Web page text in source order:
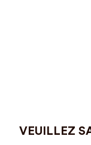
VEUILLEZ